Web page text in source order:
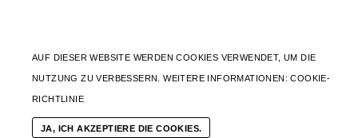
AUF DIESER WEBSITE WERDEN COOKIES VERWENDET, UM DIE
NUTZUNG ZU VERBESSERN. WEITERE INFORMATIONEN:COOKIE-
RICHTLINIE
JA, ICH AKZEPTIERE DIE COOKIES.